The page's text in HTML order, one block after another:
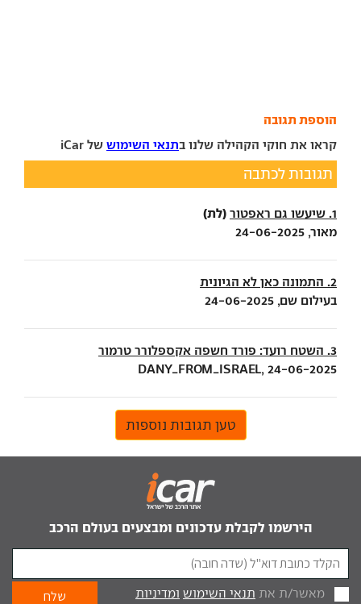
הוספת תגובה
קראו את חוקי הקהילה שלנו בתנאי השימוש של iCar
תגובות לכתבה
1. שיעשו גם ראפטור (לת)
מאור, 24-06-2025
2. התמונה כאן לא הגיונית
בעילום שם, 24-06-2025
3. השטח רועד: פורד חשפה אקספלורר טרמור
DANY_FROM_ISRAEL, 24-06-2025
טען תגובות נוספות
הירשמו לקבלת עדכונים ומבצעים בעולם הרכב
מאשר/ת את תנאי השימוש ומדיניות